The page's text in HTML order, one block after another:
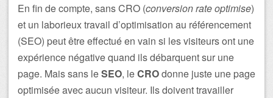
En fin de compte, sans CRO (conversion rate optimise)
et un laborieux travail d’optimisation au référencement
(SEO) peut être effectué en vain si les visiteurs ont une
expérience négative quand ils débarquent sur une
page. Mais sans leSEO, leCROdonne juste une page
optimisée avec aucun visiteur. Ils doivent travailler